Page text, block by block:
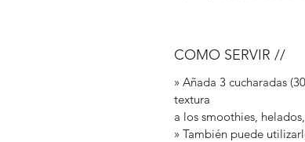
COMO SERVIR //
» Añada 3 cucharadas
textura
a los smoothies,
» También puede